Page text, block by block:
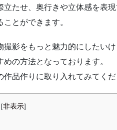
たせ、奥行きや立体感を表
とができます。
影をもっと魅力的にしたい
の方法となっております。
品作りに取り入れてみてくだ
[非表示]